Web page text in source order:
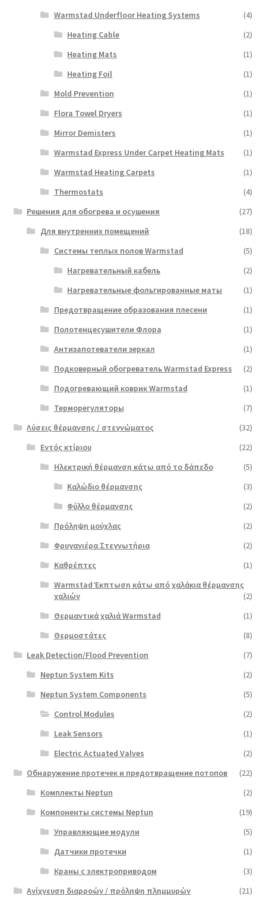
Warmstad Underfloor Heating Systems
(4)
Heating Cable
(2)
Heating Mats
(1)
Heating Foil
(1)
Mold Prevention
(1)
Flora Towel Dryers
(1)
Mirror Demisters
(1)
Warmstad Express Under Carpet Heating Mats
(1)
Warmstad Heating Carpets
(1)
Thermostats
(4)
Решения для обогрева и осушения
(27)
Для внутренних помещений
(18)
Системы теплых полов Warmstad
(5)
Нагревательный кабель
(2)
Нагревательные фольгированные маты
(1)
Предотвращение образования плесени
(1)
Полотенцесушители Флора
(1)
Антизапотеватели зеркал
(1)
Подковерный обогреватель Warmstad Express
(2)
Подогревающий коврик Warmstad
(1)
Терморегуляторы
(7)
Λύσεις θέρμανσης / στεγνώματος
(32)
Εντός κτίριου
(22)
Ηλεκτρική θέρμανση κάτω από το δάπεδο
(5)
Καλώδιο θέρμανσης
(3)
Φύλλο θέρμανσης
(2)
Πρόληψη μούχλας
(2)
Φρυγανιέρα Στεγνωτήρια
(2)
Καθρέπτες
(1)
Warmstad Έκπτωση κάτω από χαλάκια θέρμανσης
χαλιών
(2)
Θερμαντικά χαλιά Warmstad
(1)
Θερμοστάτες
(8)
Leak Detection/Flood Prevention
(7)
Neptun System Kits
(2)
Neptun System Components
(5)
Control Modules
(2)
Leak Sensors
(1)
Electric Actuated Valves
(2)
Обнаружение протечек и предотвращение потопов
(22)
Комплекты Neptun
(2)
Компоненты системы Neptun
(19)
Управляющие модули
(5)
Датчики протечки
(1)
Краны с электроприводом
(3)
Ανίχνευση διαρροών / πρόληψη πλημμυρών
(21)